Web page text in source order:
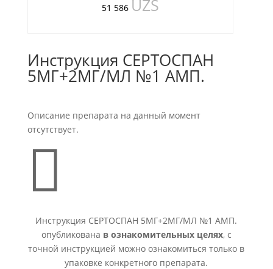
51 586 UZS
Инструкция СЕРТОСПАН
5МГ+2МГ/МЛ №1 АМП.
Описание препарата на данный момент
отсутствует.

Инструкция СЕРТОСПАН 5МГ+2МГ/МЛ №1 АМП.
опубликована в ознакомительных целях, с
точной инструкцией можно ознакомиться только в
упаковке конкретного препарата.